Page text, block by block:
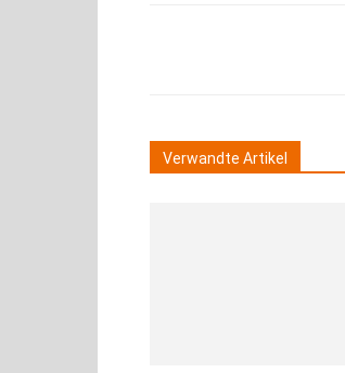
Verwandte Artikel